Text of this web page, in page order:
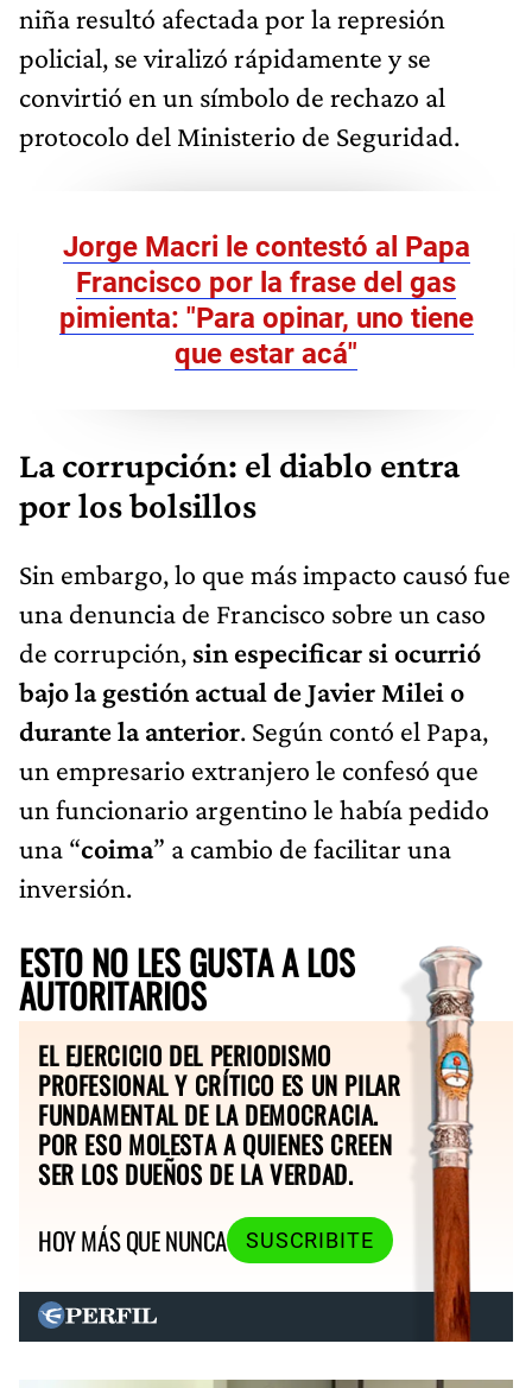
niña resultó afectada por la represión
policial, se viralizó rápidamente y se
convirtió en un símbolo de rechazo al
protocolo del Ministerio de Seguridad.
Jorge Macri le contestó al Papa
Francisco por la frase del gas
pimienta: "Para opinar, uno tiene
que estar acá"
La corrupción: el diablo entra
por los bolsillos
Sin embargo, lo que más impacto causó fue
una denuncia de Francisco sobre un caso
de corrupción, sin especificar si ocurrió
bajo la gestión actual de Javier Milei o
durante la anterior. Según contó el Papa,
un empresario extranjero le confesó que
un funcionario argentino le había pedido
una “coima” a cambio de facilitar una
inversión.
ESTO NO LES GUSTA A LOS
AUTORITARIOS
EL EJERCICIO DEL PERIODISMO
PROFESIONAL Y CRÍTICO ES UN PILAR
FUNDAMENTAL DE LA DEMOCRACIA.
POR ESO MOLESTA A QUIENES CREEN
SER LOS DUEÑOS DE LA VERDAD.
HOY MÁS QUE NUNCA
SUSCRIBITE